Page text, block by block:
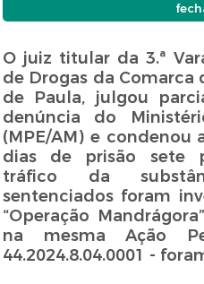
O juiz titular da 3.ª
de Drogas da Comarca
de Paula, julgou
denúncia do
(MPE/AM) e condenou
dias de prisão sete
tráfico da
sentenciados foram
“Operação
na mesma Ação
44.2024.8.04.0001 -